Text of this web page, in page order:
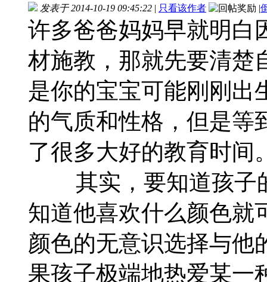
发表于 2014-10-19 09:45:22 | 只看该作者 |
许多爸爸妈妈早就明白
材施教，那就先要清楚
是你的宝宝可能刚刚出
的气质和性格，但是等
了很多大好的教育时间
其实，要知道孩子
知道他喜欢什么颜色就
颜色的无意识选择与他
果孩子极端地热爱某一